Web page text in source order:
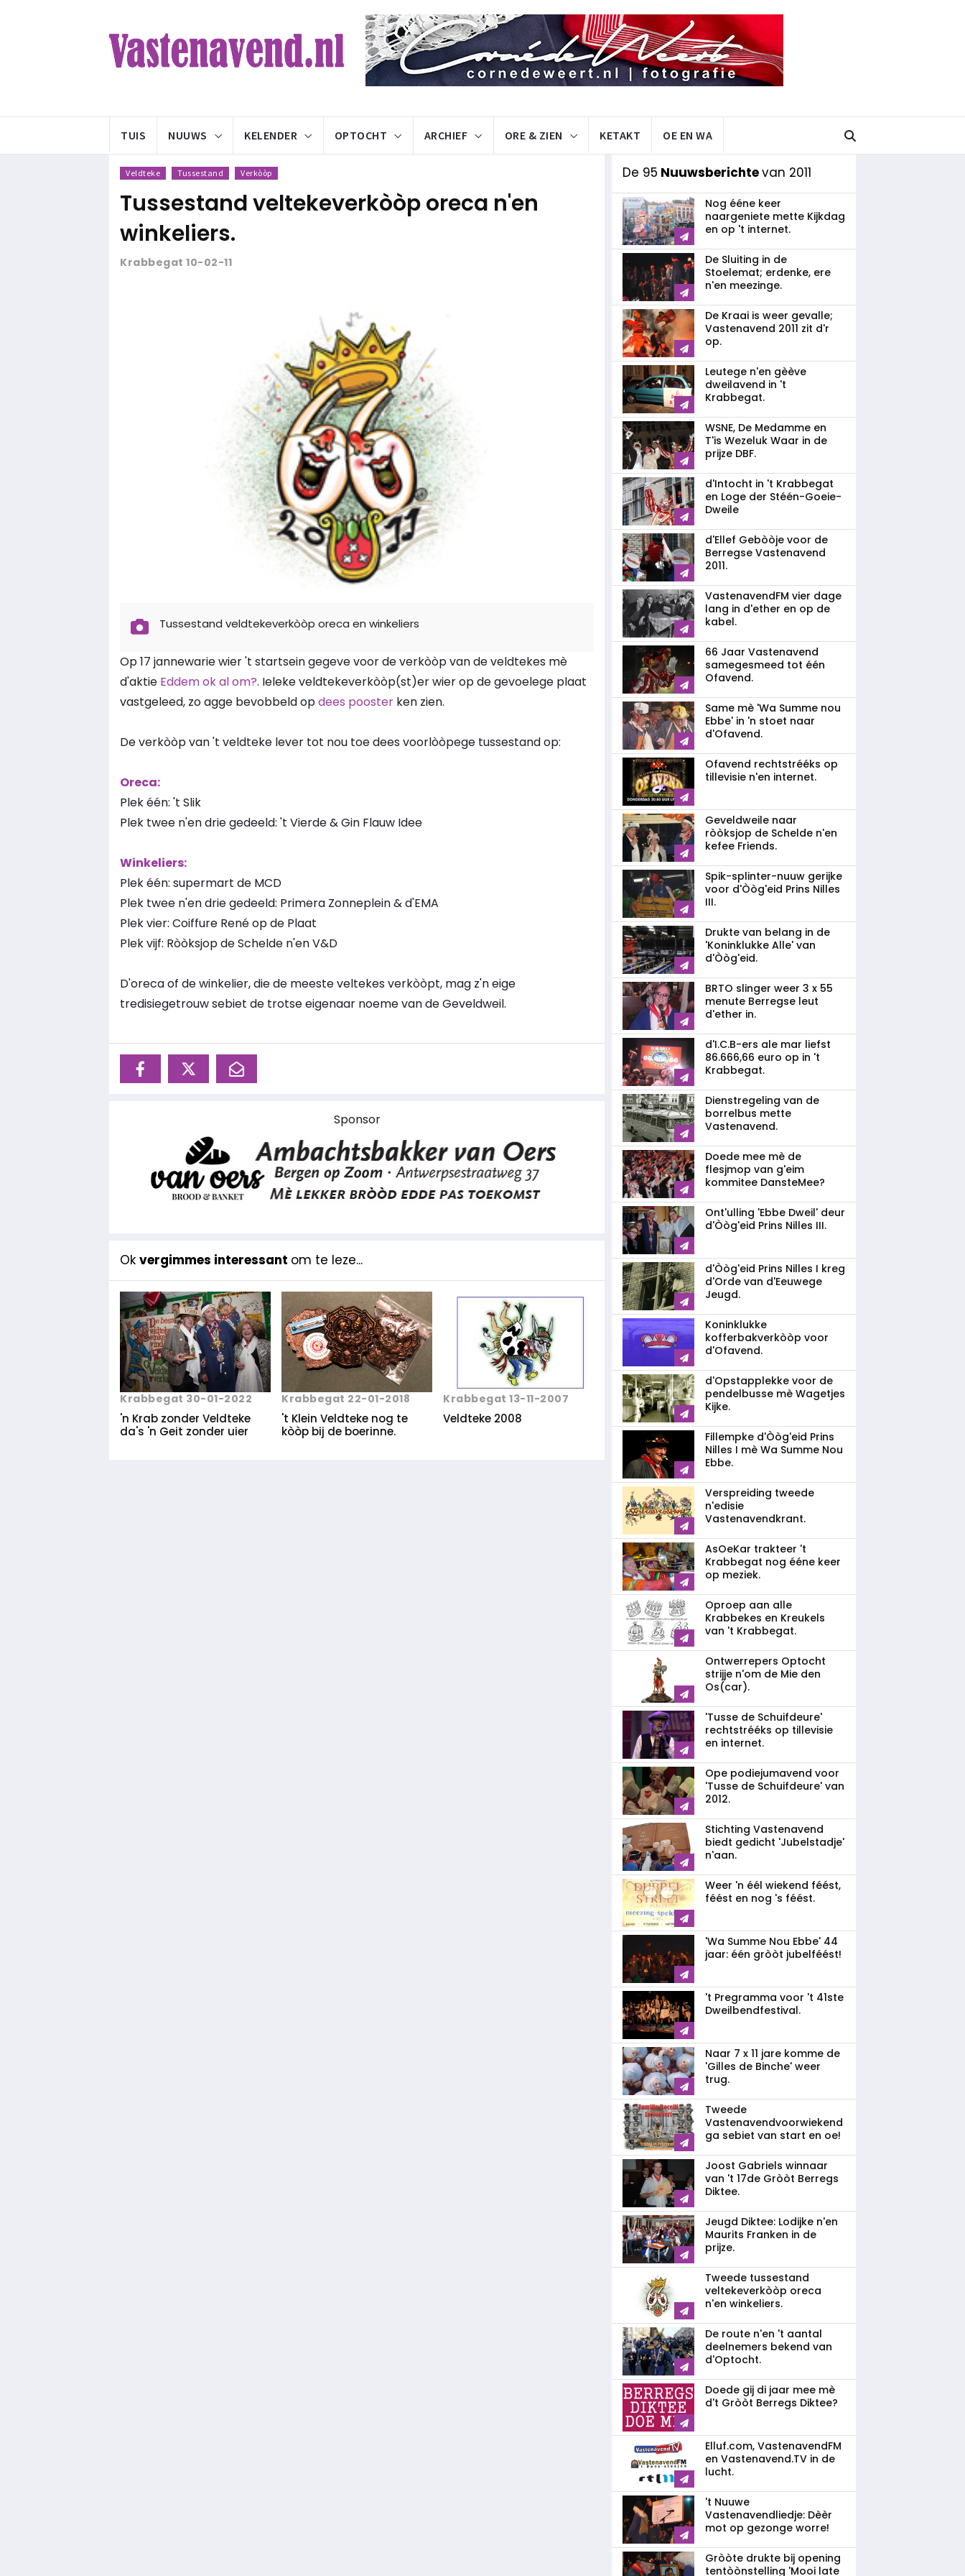
TUIS NUUWS KELENDER OPTOCHT ARCHIEF ORE & ZIEN KETAKT OE EN WA
Veldteke Tussestand Verkòòp
Tussestand veltekeverkòòp oreca n'en
winkeliers.
Krabbegat 10-02-11
Tussestand veldtekeverkòòp oreca en winkeliers
Op 17 jannewarie wier 't startsein gegeve voor de verkòòp van de veldtekes mè
d'aktie Eddem ok al om?. Ieleke veldtekeverkòòp(st)er wier op de gevoelege plaat
vastgeleed, zo agge bevobbeld opdees pooster ken zien.
De verkòòp van 't veldteke lever tot nou toe dees voorlòòpege tussestand op:
Oreca:
Plek één: 't Slik
Plek twee n'en drie gedeeld: 't Vierde & Gin Flauw Idee
Winkeliers:
Plek één: supermart de MCD
Plek twee n'en drie gedeeld: Primera Zonneplein & d'EMA
Plek vier: Coiffure René op de Plaat
Plek vijf: Ròòksjop de Schelde n'en V&D
D'oreca of de winkelier, die de meeste veltekes verkòòpt, mag z'n eige
tredisiegetrouw sebiet de trotse eigenaar noeme van de Geveldweil.
Sponsor
Ok vergimmes interessant om te leze...
Krabbegat 30-01-2022
'n Krab zonder Veldteke
da's 'n Geit zonder uier
Krabbegat 22-01-2018
't Klein Veldteke nog te
kòòp bij de boerinne.
Krabbegat 13-11-2007
Veldteke 2008
De 95 Nuuwsberichtevan 2011
Nog ééne keer
naargeniete mette Kijkdag
en op 't internet.
De Sluiting in de
Stoelemat; erdenke, ere
n'en meezinge.
De Kraai is weer gevalle;
Vastenavend 2011 zit d'r
op.
Leutege n'en gèève
dweilavend in 't
Krabbegat.
WSNE, De Medamme en
T'is Wezeluk Waar in de
prijze DBF.
d'Intocht in 't Krabbegat
en Loge der Stéén-Goeie-
Dweile
d'Ellef Gebòòje voor de
Berregse Vastenavend
2011.
VastenavendFM vier dage
lang in d'ether en op de
kabel.
66 Jaar Vastenavend
samegesmeed tot één
Ofavend.
Same mè 'Wa Summe nou
Ebbe' in 'n stoet naar
d'Ofavend.
Ofavend rechtstrééks op
tillevisie n'en internet.
Geveldweile naar
ròòksjop de Schelde n'en
kefee Friends.
Spik-splinter-nuuw gerijke
voor d'Òòg'eid Prins Nilles
III.
Drukte van belang in de
'Koninklukke Alle' van
d'Òòg'eid.
BRTO slinger weer 3 x 55
menute Berregse leut
d'ether in.
d'I.C.B-ers ale mar liefst
86.666,66 euro op in 't
Krabbegat.
Dienstregeling van de
borrelbus mette
Vastenavend.
Doede mee mè de
flesjmop van g'eim
kommitee DansteMee?
Ont'ulling 'Ebbe Dweil' deur
d'Òòg'eid Prins Nilles III.
d'Òòg'eid Prins Nilles I kreg
d'Orde van d'Eeuwege
Jeugd.
Koninklukke
kofferbakverkòòp voor
d'Ofavend.
d'Opstapplekke voor de
pendelbusse mè Wagetjes
Kijke.
Fillempke d'Òòg'eid Prins
Nilles I mè Wa Summe Nou
Ebbe.
Verspreiding tweede
n'edisie
Vastenavendkrant.
AsOeKar trakteer 't
Krabbegat nog ééne keer
op meziek.
Oproep aan alle
Krabbekes en Kreukels
van 't Krabbegat.
Ontwerrepers Optocht
strijje n'om de Mie den
Os(car).
'Tusse de Schuifdeure'
rechtstrééks op tillevisie
en internet.
Ope podiejumavend voor
'Tusse de Schuifdeure' van
2012.
Stichting Vastenavend
biedt gedicht 'Jubelstadje'
n'aan.
Weer 'n éél wiekend féést,
féést en nog 's féést.
'Wa Summe Nou Ebbe' 44
jaar: één gròòt jubelféést!
't Pregramma voor 't 41ste
Dweilbendfestival.
Naar 7 x 11 jare komme de
'Gilles de Binche' weer
trug.
Tweede
Vastenavendvoorwiekend
ga sebiet van start en oe!
Joost Gabriels winnaar
van 't 17de Gròòt Berregs
Diktee.
Jeugd Diktee: Lodijke n'en
Maurits Franken in de
prijze.
Tweede tussestand
veltekeverkòòp oreca
n'en winkeliers.
De route n'en 't aantal
deelnemers bekend van
d'Optocht.
Doede gij di jaar mee mè
d't Gròòt Berregs Diktee?
Elluf.com, VastenavendFM
en Vastenavend.TV in de
lucht.
't Nuuwe
Vastenavendliedje: Dèèr
mot op gezonge worre!
Gròòte drukte bij opening
tentòònstelling 'Mooi late